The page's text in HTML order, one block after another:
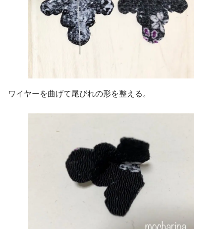
ワイヤーを曲げて尾びれの形を整える。